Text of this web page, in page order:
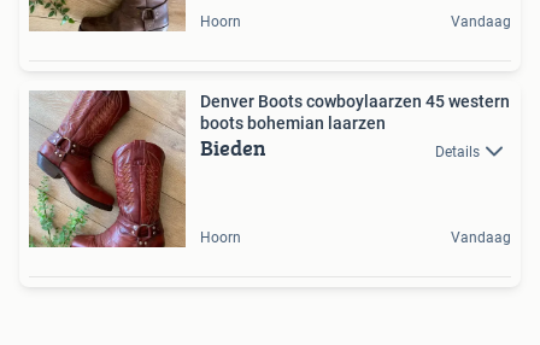
Hoorn Vandaag
Denver Boots cowboylaarzen 45 western
boots bohemian laarzen
Bieden Details
Hoorn Vandaag